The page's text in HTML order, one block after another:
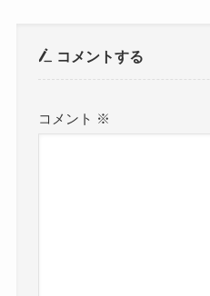
コメントする
コメント ※